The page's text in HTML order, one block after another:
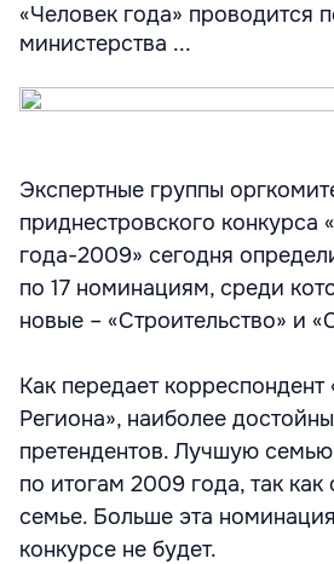
«Человек года» проводится
министерства ...
Экспертные группы
приднестровского конкурса
года-2009» сегодня
по 17 номинациям, среди
новые – «Строительство» и
Как передает корреспондент
Региона», наиболее
претендентов. Лучшую
по итогам 2009 года, так
семье. Больше эта
конкурсе не будет.